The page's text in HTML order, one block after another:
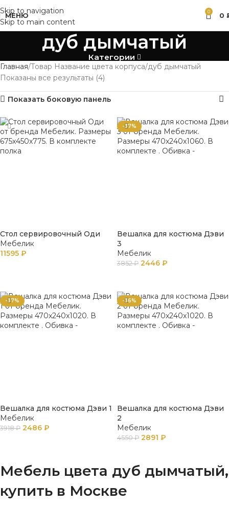
Skip to navigation
Skip to main content
МЕНЮ 0 0
дуб дымчатый
Категории
Главная Товар Название цвета корпуса дуб дымчатый
Показаны все результаты (4)
Показать боковую панель
Стол сервировочный Оди
Мебелик
11595 ₽
-37%
Вешалка для костюма Дэви
3
Мебелик
3852₽ 2446 ₽
-37%
Вешалка для костюма Дэви 1
Мебелик
3918₽ 2486 ₽
-36%
Вешалка для костюма Дэви
2
Мебелик
4550₽ 2891 ₽
Мебель цвета дуб дымчатый,
купить в Москве